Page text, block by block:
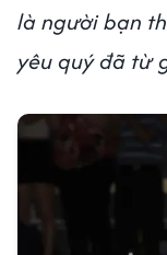
là người bạn
yêu quý đã từ